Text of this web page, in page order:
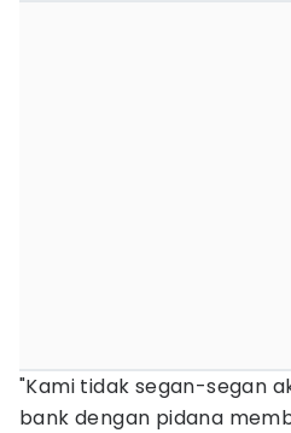
"Kami tidak segan-segan
bank dengan pidana